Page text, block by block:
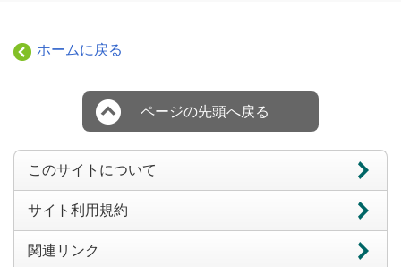
ホームに戻る
ページの先頭へ戻る
このサイトについて
サイト利用規約
関連リンク